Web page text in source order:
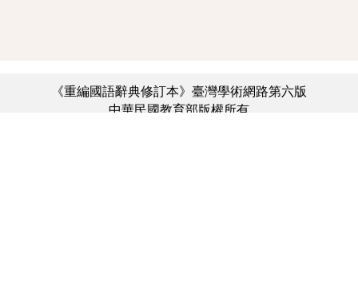
《重編國語辭典修訂本》臺灣學術網路第六版
中華民國教育部版權所有